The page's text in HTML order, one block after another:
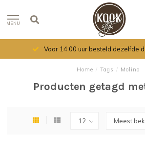
MENU
Voor 14.00 uur besteld dezelfde
Home / Tags / Molino
Producten getagd